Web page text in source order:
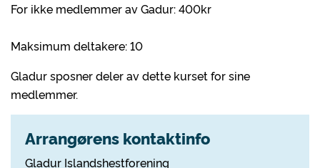
For ikke medlemmer av Gadur: 400kr
Maksimum deltakere: 10
Gladur sposner deler av dette kurset for sine
medlemmer.
Arrangørens kontaktinfo
Gladur Islandshestforening